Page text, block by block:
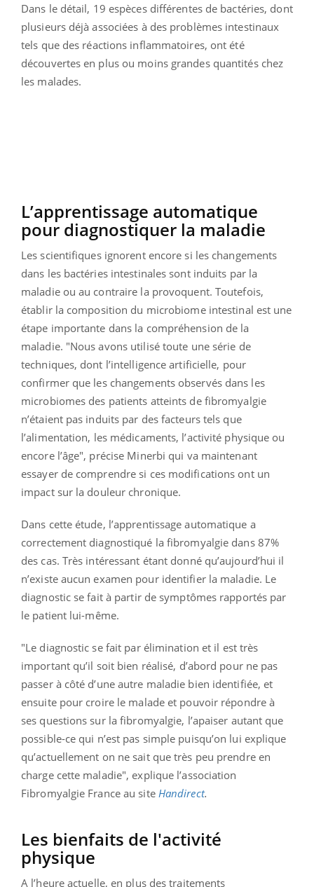
Dans le détail, 19 espèces différentes de bactéries, dont
plusieurs déjà associées à des problèmes intestinaux
tels que des réactions inflammatoires, ont été
découvertes en plus ou moins grandes quantités chez
les malades.
L’apprentissage automatique
pour diagnostiquer la maladie
Les scientifiques ignorent encore si les changements
dans les bactéries intestinales sont induits par la
maladie ou au contraire la provoquent. Toutefois,
établir la composition du microbiome intestinal est une
étape importante dans la compréhension de la
maladie. "Nous avons utilisé toute une série de
techniques, dont l’intelligence artificielle, pour
confirmer que les changements observés dans les
microbiomes des patients atteints de fibromyalgie
n’étaient pas induits par des facteurs tels que
l’alimentation, les médicaments, l’activité physique ou
encore l’âge", précise Minerbi qui va maintenant
essayer de comprendre si ces modifications ont un
impact sur la douleur chronique.
Dans cette étude, l’apprentissage automatique a
correctement diagnostiqué la fibromyalgie dans 87%
des cas. Très intéressant étant donné qu’aujourd’hui il
n’existe aucun examen pour identifier la maladie. Le
diagnostic se fait à partir de symptômes rapportés par
le patient lui-même.
"Le diagnostic se fait par élimination et il est très
important qu’il soit bien réalisé, d’abord pour ne pas
passer à côté d’une autre maladie bien identifiée, et
ensuite pour croire le malade et pouvoir répondre à
ses questions sur la fibromyalgie, l’apaiser autant que
possible-ce qui n’est pas simple puisqu’on lui explique
qu’actuellement on ne sait que très peu prendre en
charge cette maladie", explique l’association
Fibromyalgie France au site Handirect.
Les bienfaits de l'activité
physique
A l’heure actuelle, en plus des traitements